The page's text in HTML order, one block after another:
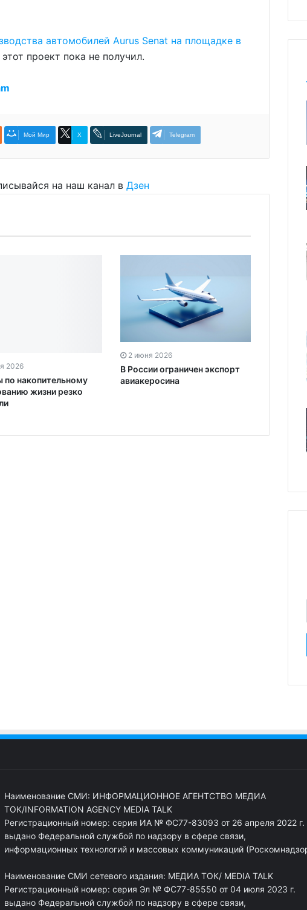
автомобилей Aurus Senat на площадке в
проект пока не получил.
Мой Мир X LiveJournal Telegram
на наш канал в Дзен
2026
по накопительному
жизни резко
2 июня 2026
В России ограничен экспорт
авиакеросина
Наименование СМИ: ИНФОРМАЦИОННОЕ АГЕНТСТВО МЕДИА
ТОК/INFORMATION AGENCY MEDIA TALK
Регистрационный номер: серия ИА № ФС77-83093 от 26 апреля 2022 г.
выдано Федеральной службой по надзору в сфере связи,
информационных технологий и массовых коммуникаций
Наименование СМИ сетевого издания: МЕДИА ТОК/ MEDIA TALK
Регистрационный номер: серия Эл № ФС77-85550 от 04 июля 2023 г.
выдано Федеральной службой по надзору в сфере связи,